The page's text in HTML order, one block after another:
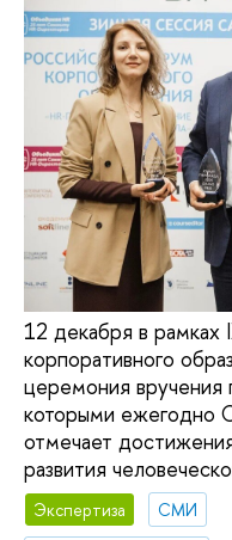
12 декабря в рамках
корпоративного
церемония
которыми ежегодно
отмечает
развития
Экспертиза
СМИ